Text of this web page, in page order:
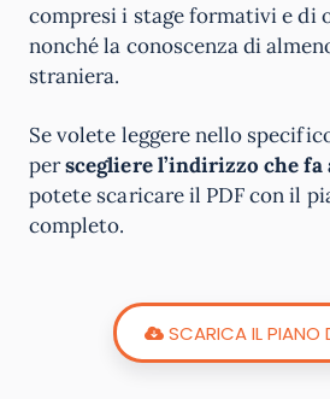
compresi i stage formativi e di
nonché la conoscenza di
straniera.
Se volete leggere nello
perscegliere l’indirizzo che fa
potete scaricare il PDF con il
completo.
SCARICA IL PIANO